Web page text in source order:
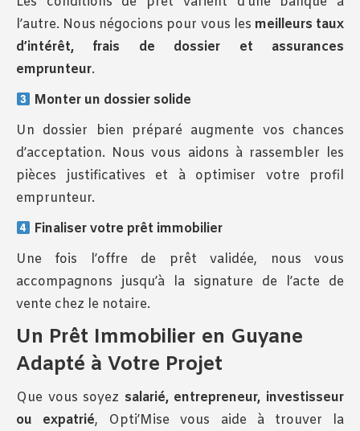
l’autre. Nous négocions pour vous les meilleurs taux
d’intérêt, frais de dossier et assurances
emprunteur.
Monter un dossier solide
Un dossier bien préparé augmente vos chances
d’acceptation. Nous vous aidons à rassembler les
pièces justificatives et à optimiser votre profil
emprunteur.
Finaliser votre prêt immobilier
Une fois l’offre de prêt validée, nous vous
accompagnons jusqu’à la signature de l’acte de
vente chez le notaire.
Un Prêt Immobilier en Guyane
Adapté à Votre Projet
Que vous soyez salarié, entrepreneur, investisseur
ou expatrié, Opti’Mise vous aide à trouver la